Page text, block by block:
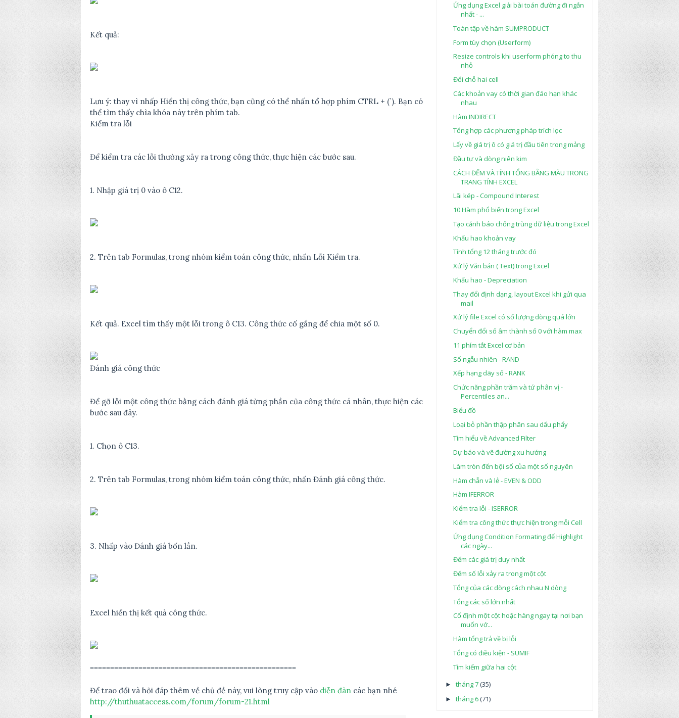
Kết quả:
Lưu ý: thay vì nhấp Hiển thị công thức, bạn cũng có thể nhấn tổ hợp phím CTRL + (`). Bạn có
thể tìm thấy chìa khóa này trên phím tab.
Kiểm tra lỗi
Để kiểm tra các lỗi thường xảy ra trong công thức, thực hiện các bước sau.
1. Nhập giá trị 0 vào ô C12.
2. Trên tab Formulas, trong nhóm kiểm toán công thức, nhấn Lỗi Kiểm tra.
Kết quả. Excel tìm thấy một lỗi trong ô C13. Công thức cố gắng để chia một số 0.
Đánh giá công thức
Để gỡ lỗi một công thức bằng cách đánh giá từng phần của công thức cá nhân, thực hiện các
bước sau đây.
1. Chọn ô C13.
2. Trên tab Formulas, trong nhóm kiểm toán công thức, nhấn Đánh giá công thức.
3. Nhấp vào Đánh giá bốn lần.
Excel hiển thị kết quả công thức.
===================================================
Để trao đổi và hỏi đáp thêm về chủ đề này, vui lòng truy cập vào diễn đàn các bạn nhé
http://thuthuataccess.com/forum/forum-21.html
Ứng dụng Excel giải bài toán đường đi ngắn
nhất - ...
Toàn tập về hàm SUMPRODUCT
Form tùy chọn (Userform)
Resize controls khi userform phóng to thu
nhỏ
Đổi chỗ hai cell
Các khoản vay có thời gian đáo hạn khác
nhau
Hàm INDIRECT
Tổng hợp các phương pháp trích lọc
Lấy về giá trị ô có giá trị đầu tiên trong mảng
Đầu tư và dòng niên kim
CÁCH ĐẾM VÀ TÍNH TỔNG BẰNG MÀU TRONG
TRANG TÍNH EXCEL
Lãi kép - Compound Interest
10 Hàm phổ biến trong Excel
Tạo cảnh báo chống trùng dữ liệu trong Excel
Khấu hao khoản vay
Tính tổng 12 tháng trước đó
Xử lý Văn bản ( Text) trong Excel
Khấu hao - Depreciation
Thay đổi định dạng, layout Excel khi gửi qua
mail
Xử lý file Excel có số lượng dòng quá lớn
Chuyển đổi số âm thành số 0 với hàm max
11 phím tắt Excel cơ bản
Số ngẫu nhiên - RAND
Xếp hạng dãy số - RANK
Chức năng phần trăm và tứ phân vị -
Percentiles an...
Biểu đồ
Loại bỏ phần thập phân sau dấu phẩy
Tìm hiểu về Advanced Filter
Dự báo và vẽ đường xu hướng
Làm tròn đến bội số của một số nguyên
Hàm chẵn và lẻ - EVEN & ODD
Hàm IFERROR
Kiểm tra lỗi - ISERROR
Kiểm tra công thức thực hiện trong mỗi Cell
Ứng dụng Condition Formating để Highlight
các ngày...
Đếm các giá trị duy nhất
Đếm số lỗi xảy ra trong một cột
Tổng của các dòng cách nhau N dòng
Tổng các số lớn nhất
Cố định một cột hoặc hàng ngay tại nơi bạn
muốn vớ...
Hàm tổng trả về bị lỗi
Tổng có điều kiện - SUMIF
Tìm kiếm giữa hai cột
► tháng 7(35)
► tháng 6(71)